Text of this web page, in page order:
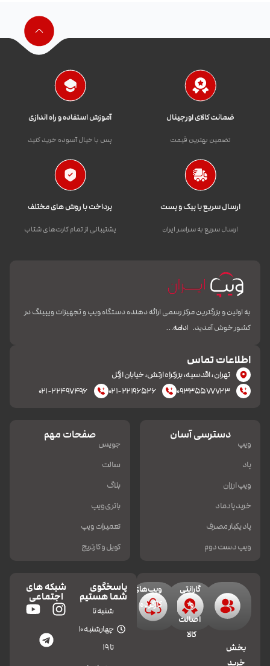
ضمانت کالای اورجینال
تضمین بهترین قیمت
آموزش استفاده و راه اندازی
پس با خیال آسوده خرید کنید
ارسال سریع با پیک و پست
ارسال سریع به سراسر ایران
پرداخت با روش های مختلف
پشتیبانی از تمام کارت‌های شتاب
به اولین و بزرگترین مرکز رسمی ارائه دهنده دستگاه ویپ و تجهیزات ویپینگ در
کشور خوش آمدید. ادامه…
اطلاعات تماس
تهران، اقدسیه، بزرکراه ارتش، خیابان ازگل
۰۹۳۳۵۵۷۷۷۲۳
۰۲۱-۲۲۱۹۶۵۲۶ ۰۲۱-۲۲۴۹۷۴۹۶
دسترسی آسان
ویپ
پاد
ویپ ارزان
خرید پادماد
پاد یکبار مصرف
ویپ دست دوم
صفحات مهم
جویس
سالت
بلاگ
باتری ویپ
تعمیرات ویپ
کویل و کارتریج
بخش
خرید
گارانتی
و
اصالت
کالا
ویپ‌های
کارکرده
پاسخگوی
شما هستیم
شنبه تا
چهارشنبه 10
تا 19
شبکه های
اجتماعی